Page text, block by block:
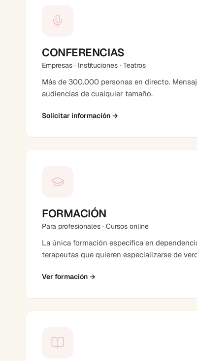
CONFERENCIAS
Empresas · Instituciones · Teatros
Más de 300.000 personas en directo.
audiencias de cualquier tamaño.
Solicitar información →
FORMACIÓN
Para profesionales · Cursos online
La única formación específica en
terapeutas que quieren especializarse de
Ver formación →